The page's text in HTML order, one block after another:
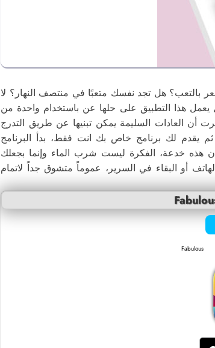
بالتعب؟ هل تجد نفسك متعبًا في منتصف النهار؟ لا
هذا التطبيق على حلها عن باستخدام واحدة من
أن العادات السليمة يمكن تبنيها عن طريق التدرج
يقدم لك برنامج خاص بك انت فقط، بدأ البرنامج
هذه خدعة، الفكرة ليست شرب الماء وإنما بجعلك
أو البقاء في السرير، عموماً متشوق جداً لاتمام
Fabulous